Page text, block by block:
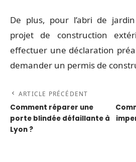
De plus, pour l’abri de
projet de construction
effectuer une déclaration
demander un permis de
ARTICLE PRÉCÉDENT
Comment réparer une
porte blindée défaillante à
Lyon ?